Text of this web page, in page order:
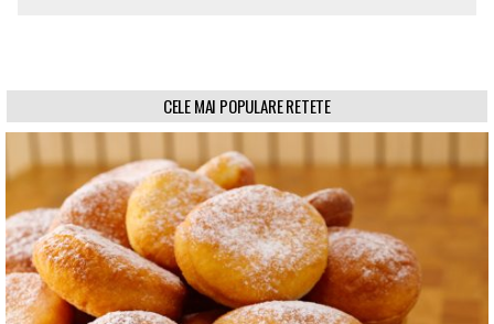
CELE MAI POPULARE RETETE